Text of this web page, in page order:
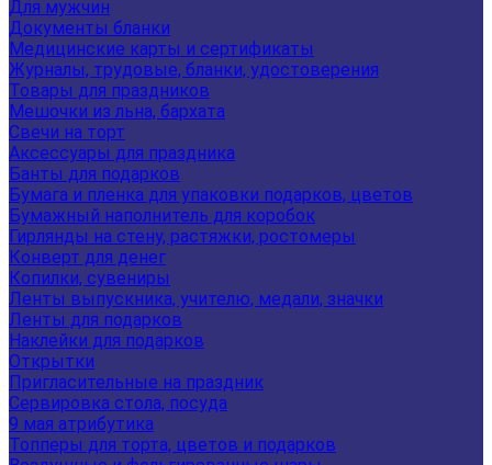
Для мужчин
Документы бланки
Медицинские карты и сертификаты
Журналы, трудовые, бланки, удостоверения
Товары для праздников
Мешочки из льна, бархата
Свечи на торт
Аксессуары для праздника
Банты для подарков
Бумага и пленка для упаковки подарков, цветов
Бумажный наполнитель для коробок
Гирлянды на стену, растяжки, ростомеры
Конверт для денег
Копилки, сувениры
Ленты выпускника, учителю, медали, значки
Ленты для подарков
Наклейки для подарков
Открытки
Пригласительные на праздник
Сервировка стола, посуда
9 мая атрибутика
Топперы для торта, цветов и подарков